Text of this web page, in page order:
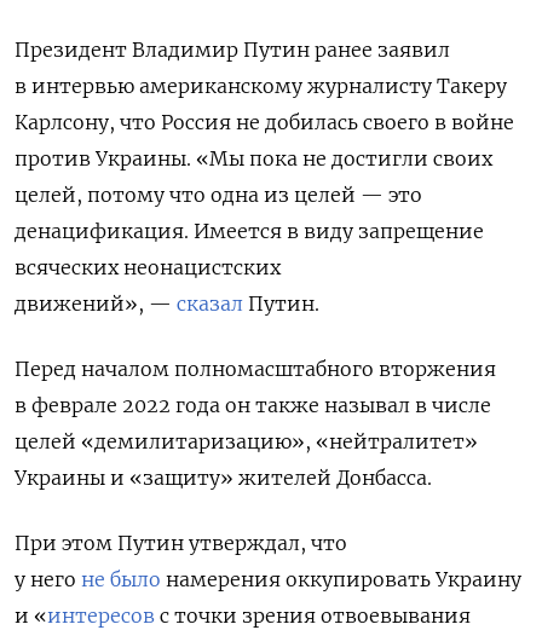
Президент Владимир Путин ранее заявил
в интервью американскому журналисту Такеру
Карлсону, что Россия не добилась своего в войне
против Украины. «Мы пока не достигли своих
целей, потому что одна из целей — это
денацификация. Имеется в виду запрещение
всяческих неонацистских
движений», — сказал Путин.
Перед началом полномасштабного вторжения
в феврале 2022 года он также называл в числе
целей «демилитаризацию», «нейтралитет»
Украины и «защиту» жителей Донбасса.
При этом Путин утверждал, что
у него не было намерения оккупировать Украину
и «интересов с точки зрения отвоевывания